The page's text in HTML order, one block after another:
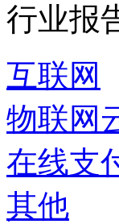
行业报
互联网
物联网
在线支
其他